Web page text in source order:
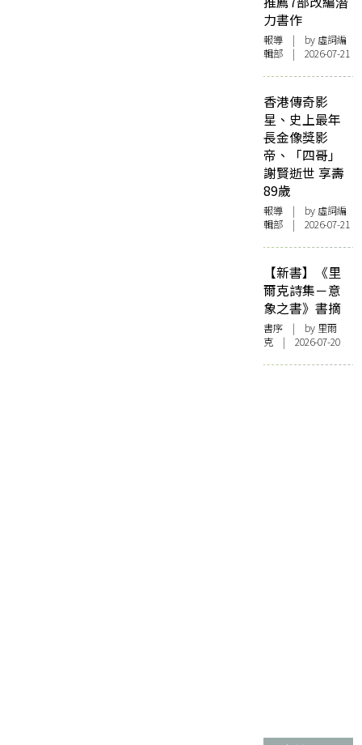
力書作
報導 | by 虛詞編
輯部 | 2026-07-21
香港傳奇影
星、史上最年
長金像獎影
帝、「四哥」
謝賢逝世 享壽
89歲
報導 | by 虛詞編
輯部 | 2026-07-21
【新書】《里
爾克詩集－意
象之書》書摘
書序 | by 里爾
克 | 2026-07-20